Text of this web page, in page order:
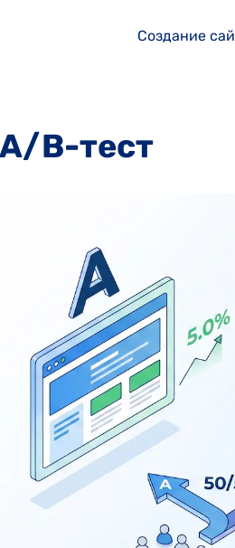
Создание
B-тест